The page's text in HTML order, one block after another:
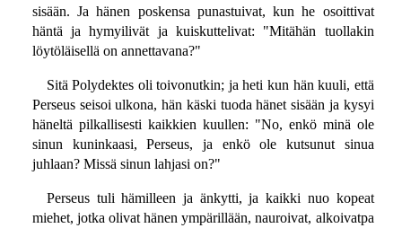
sisään. Ja hänen poskensa punastuivat, kun he osoittivat
häntä ja hymyilivät ja kuiskuttelivat: "Mitähän tuollakin
löytöläisellä on annettavana?"
Sitä Polydektes oli toivonutkin; ja heti kun hän kuuli, että
Perseus seisoi ulkona, hän käski tuoda hänet sisään ja kysyi
häneltä pilkallisesti kaikkien kuullen: "No, enkö minä ole
sinun kuninkaasi, Perseus, ja enkö ole kutsunut sinua
juhlaan? Missä sinun lahjasi on?"
Perseus tuli hämilleen ja änkytti, ja kaikki nuo kopeat
miehet, jotka olivat hänen ympärillään, nauroivat, alkoivatpa